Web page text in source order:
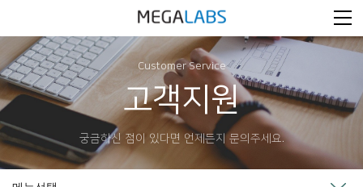
Customer Service
고객지원
궁금하신 점이 있다면 언제든지 문의주세요.